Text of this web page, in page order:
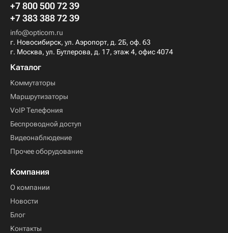
+7 800 500 72 39
+7 383 388 72 39
info@opticom.ru
г. Новосибирск, ул. Аэропорт, д. 2Б, оф. 63
г. Москва, ул. Бутлерова, д. 17, этаж 4, офис 4074
Каталог
Коммутаторы
Маршрутизаторы
VoIP Телефония
Беспроводной доступ
Видеонаблюдение
Прочее оборудование
Компания
О компании
Новости
Блог
Контакты